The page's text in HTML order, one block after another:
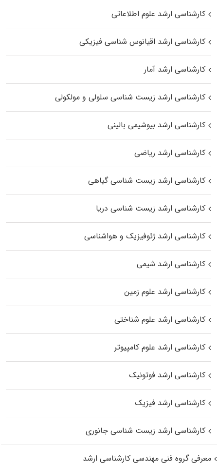
کارشناسی ارشد علوم اطلاعاتی
کارشناسی ارشد اقیانوس‌ شناسی فیزیکی
کارشناسی ارشد آمار
کارشناسی ارشد زیست شناسی سلولی و مولکولی
کارشناسی ارشد بیوشیمی بالینی
کارشناسی ارشد ریاضی
کارشناسی ارشد زیست‌ شناسی گیاهی
کارشناسی ارشد زیست‌ شناسی دریا
کارشناسی ارشد ژئوفیزیک و هواشناسی
کارشناسی ارشد شیمی
کارشناسی ارشد علوم زمین
کارشناسی ارشد علوم شناختی
کارشناسی ارشد علوم کامپیوتر
کارشناسی ارشد فوتونیک
کارشناسی ارشد فیزیک
کارشناسی ارشد زیست‌ شناسی جانوری
معرفی گروه فنی مهندسی کارشناسی ارشد